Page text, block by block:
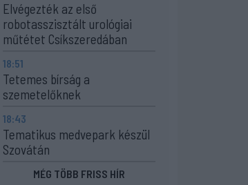
Elvégezték az első
robotasszisztált urológiai
műtétet Csíkszeredában
18:51
Tetemes bírság a
szemetelőknek
18:43
Tematikus medvepark készül
Szovátán
MÉG TÖBB FRISS HÍR